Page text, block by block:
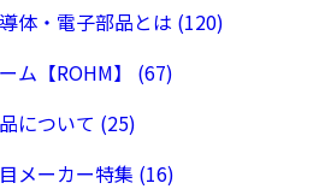
体・電子部品とは (120)
ム【ROHM】 (67)
について (25)
メーカー特集 (16)